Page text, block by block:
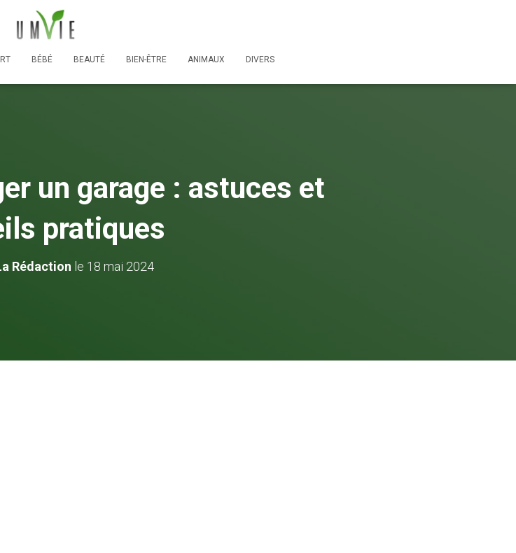
BÉBÉ BEAUTÉ BIEN-ÊTRE ANIMAUX DIVERS
un garage : astuces et
pratiques
Rédaction le 18 mai 2024